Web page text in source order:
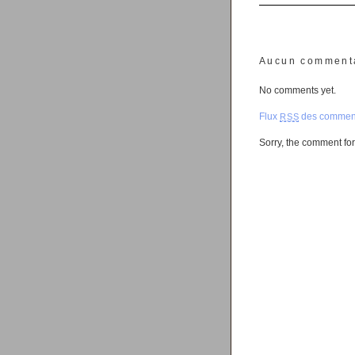
Aucun
No comments yet.
Flux RSS des
Sorry, the comment